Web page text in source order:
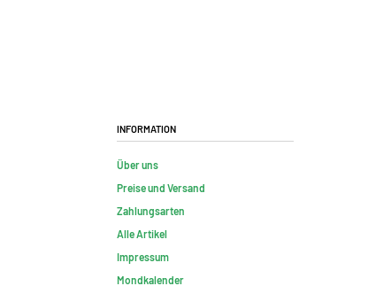
Information
Über uns
Preise und Versand
Zahlungsarten
Alle Artikel
Impressum
Mondkalender